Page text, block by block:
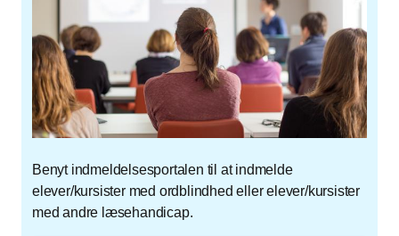
Benyt indmeldelsesportalen til at indmelde
elever/kursister med ordblindhed eller elever/kursister
med andre læsehandicap.